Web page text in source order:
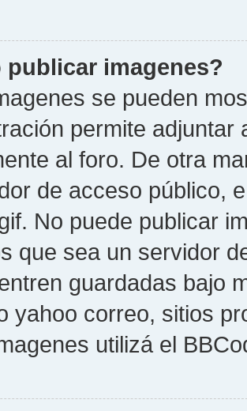
publicar imagenes?
se pueden
permite
al foro. De otra
de acceso público,
No puede publicar
que sea un servidor
guardadas bajo
yahoo correo, sitios
utilizá el